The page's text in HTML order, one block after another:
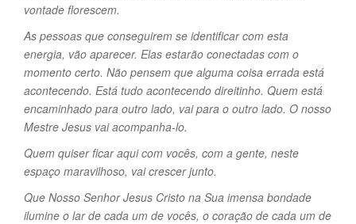
vontade florescem.
As pessoas que conseguirem se identificar com esta
energia, vão aparecer. Elas estarão conectadas com o
momento certo. Não pensem que alguma coisa errada está
acontecendo. Está tudo acontecendo direitinho. Quem está
encaminhado para outro lado, vai para o outro lado. O nosso
Mestre Jesus vai acompanha-lo.
Quem quiser ficar aqui com vocês, com a gente, neste
espaço maravilhoso, vai crescer junto.
Que Nosso Senhor Jesus Cristo na Sua imensa bondade
ilumine o lar de cada um de vocês, o coração de cada um de